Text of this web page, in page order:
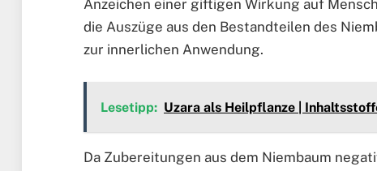
Anzeichen einer giftigen Wirkung auf
die Auszüge aus den Bestandteilen des
zur innerlichen Anwendung.
Lesetipp: Uzara als Heilpflanze |
Da Zubereitungen aus dem Niembaum